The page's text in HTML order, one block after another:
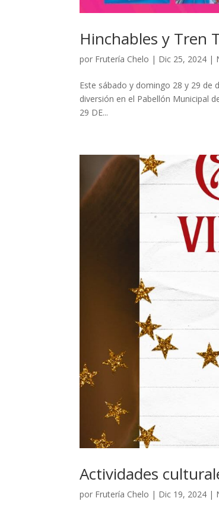
Hinchables y Tren
por Frutería Chelo | Dic 25, 2024 |
Este sábado y domingo 28 y 29 de
diversión en el Pabellón Municipal
29 DE...
Actividades
por Frutería Chelo | Dic 19, 2024 |